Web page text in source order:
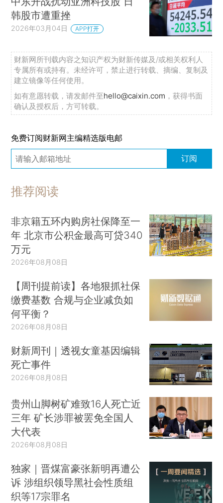
韩股市遭重挫
2026年03月04日 APP打开
财新网所刊载内容之知识产权为财新传媒及/或相关权利人
专属所有或持有。未经许可，禁止进行转载、摘编、复制及
建立镜像等任何使用。
如有意愿转载，请发邮件至hello@caixin.com ，获得书面
确认及授权后，方可转载。
免费订阅财新网主编精选版电邮
订阅
推荐阅读
非京籍五环内购房社保降至一
年 北京市公积金最高可贷340
万元
2026年08月08日
【周刊提前读】各地狠抓社保
缴费基数 合规与企业减负如
何平衡？
2026年08月08日
财新周刊｜透视女童基因编辑
死亡事件
2026年08月08日
贵州山脚树矿难致16人死亡近
三年 矿长涉罪被罢免全国人
大代表
2026年08月08日
独家｜晋煤富豪张新明再遭公
诉 涉组织领导黑社会性质组
织等17宗罪名